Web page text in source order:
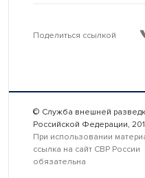
Поделиться ссылкой
© Служба внешней
Российской Федерации,
При использовании
ссылка на сайт СВР России
обязательна